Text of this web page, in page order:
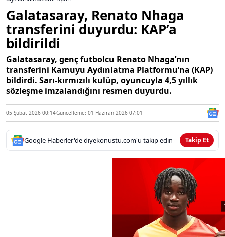
Galatasaray, Renato Nhaga
transferini duyurdu: KAP’a
bildirildi
Galatasaray, genç futbolcu Renato Nhaga’nın
transferini Kamuyu Aydınlatma Platformu’na (KAP)
bildirdi. Sarı-kırmızılı kulüp, oyuncuyla 4,5 yıllık
sözleşme imzalandığını resmen duyurdu.
05 Şubat 2026 00:14Güncelleme: 01 Haziran 2026 07:01
Google Haberler'de diyekonustu.com'u takip edin Takip Et